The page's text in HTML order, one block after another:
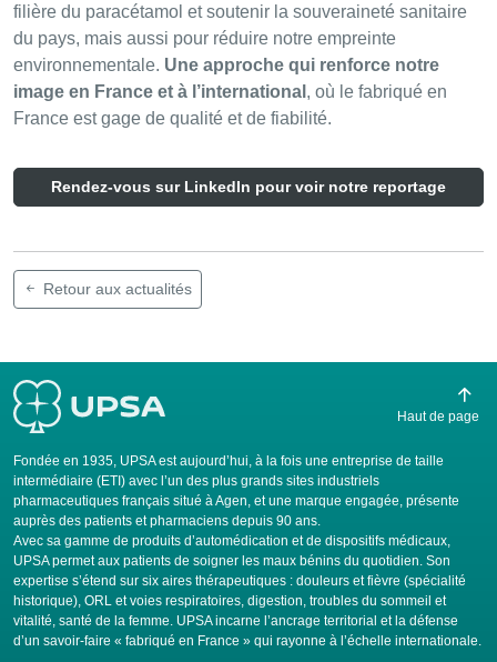
filière du paracétamol et soutenir la souveraineté sanitaire
du pays, mais aussi pour réduire notre empreinte
environnementale. Une approche qui renforce notre
image en France et à l’international , où le fabriqué en
France est gage de qualité et de fiabilité.
Rendez-vous sur LinkedIn pour voir notre reportage
Retour aux actualités
Fondée en 1935, UPSA est aujourd’hui, à la fois une entreprise de taille
intermédiaire (ETI) avec l’un des plus grands sites industriels
pharmaceutiques français situé à Agen, et une marque engagée, présente
auprès des patients et pharmaciens depuis 90 ans.
Avec sa gamme de produits d’automédication et de dispositifs médicaux,
UPSA permet aux patients de soigner les maux bénins du quotidien. Son
expertise s’étend sur six aires thérapeutiques : douleurs et fièvre (spécialité
historique), ORL et voies respiratoires, digestion, troubles du sommeil et
vitalité, santé de la femme. UPSA incarne l’ancrage territorial et la défense
d’un savoir-faire « fabriqué en France » qui rayonne à l’échelle internationale.
Haut de page